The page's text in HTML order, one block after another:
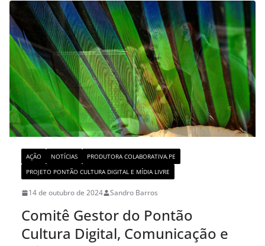
AÇÃO NOTÍCIAS
PRODUTORA COLABORATIVA.PE
PROJETO PONTÃO CULTURA DIGITAL E MÍDIA LIVRE
14 de outubro de 2024 Sandro Barros
Comitê Gestor do Pontão
Cultura Digital, Comunicação e